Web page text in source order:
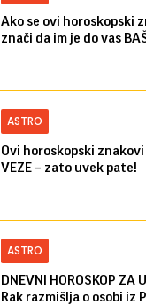
Ako se ovi horoskopski
znači da im je do vas
ASTRO
Ovi horoskopski znakovi
VEZE – zato uvek pate!
ASTRO
DNEVNI HOROSKOP ZA
Rak razmišlja o osobi iz